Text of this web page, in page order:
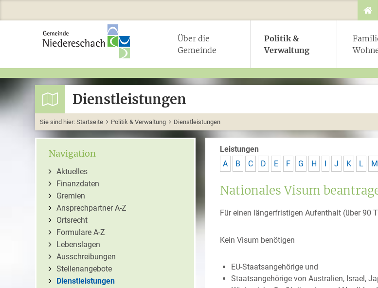
Über die
Gemeinde
Politik &
Verwaltung
Dienstleistungen
Sie sind hier: Startseite Politik & Verwaltung Dienstleistungen
Navigation
Aktuelles
Finanzdaten
Gremien
Ansprechpartner A-Z
Ortsrecht
Formulare A-Z
Lebenslagen
Ausschreibungen
Stellenangebote
Dienstleistungen
Leistungen
A
B C D E F G H I J K L M
Nationales Visum
Für einen längerfristigen Aufenthalt (über 90
Kein Visum benötigen
EU-Staatsangehörige und
Staatsangehörige von Australien, Israel,